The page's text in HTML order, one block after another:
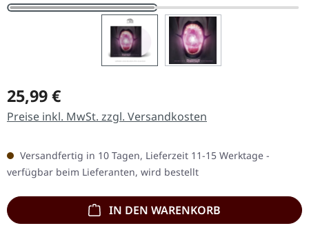
Regulärer Preis:
25,99 €
Preise inkl. MwSt. zzgl. Versandkosten
Versandfertig in 10 Tagen, Lieferzeit 11-15 Werktage -
verfügbar beim Lieferanten, wird bestellt
IN DEN WARENKORB